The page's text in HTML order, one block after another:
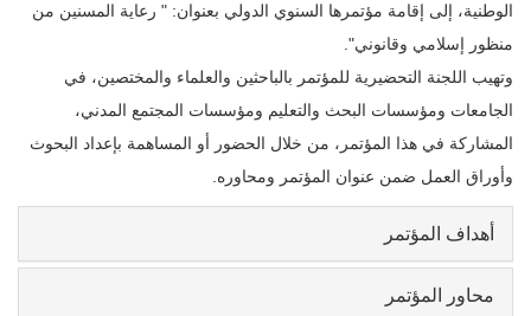
الوطنية، إلى إقامة مؤتمرها ‏السنوي الدولي بعنوان: " رعاية المسنين من
منظور إسلامي وقانوني".
وتهيب اللجنة التحضيرية للمؤتمر بالباحثين والعلماء والمختصين، في
الجامعات ومؤسسات البحث ‏والتعليم ومؤسسات المجتمع المدني،
المشاركة في هذا المؤتمر، من خلال الحضور أو المساهمة بإعداد ‏البحوث
وأوراق العمل ضمن عنوان المؤتمر ومحاوره. ‏
أهداف المؤتمر
محاور المؤتمر